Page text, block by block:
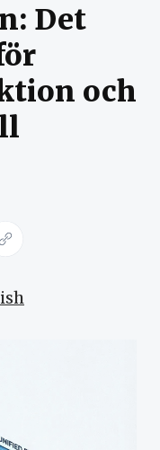
Det
och
via Email
Copy link